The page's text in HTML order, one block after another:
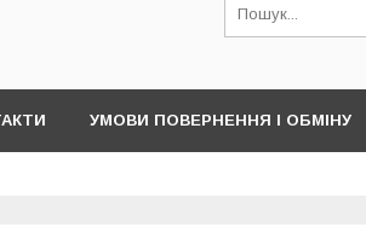
УМОВИ ПОВЕРНЕННЯ І ОБМІНУ